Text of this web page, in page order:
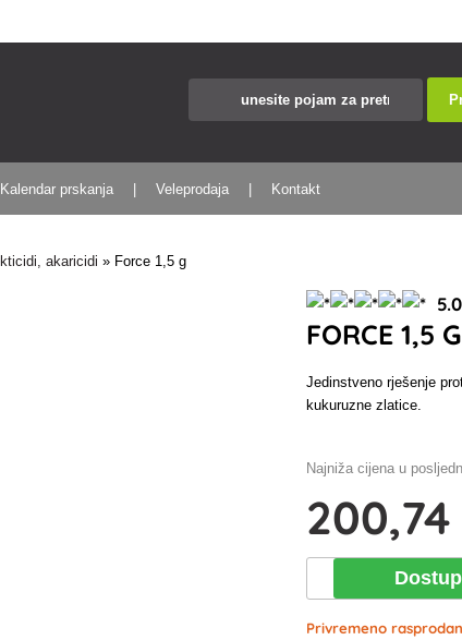
Kalendar prskanja Veleprodaja Kontakt
akaricidi » Force 1,5 g
5.0
FORCE 1,5 G
Jedinstveno rješenje
kukuruzne zlatice.
Najniža cijena u
200
Privremeno